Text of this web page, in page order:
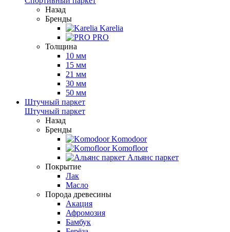
Назад
Бренды
Karelia
PRO
Толщина
10 мм
15 мм
21 мм
30 мм
50 мм
Штучный паркет
Штучный паркет
Назад
Бренды
Komodoor
Komofloor
Альянс паркет
Покрытие
Лак
Масло
Порода древесины
Акация
Афромозия
Бамбук